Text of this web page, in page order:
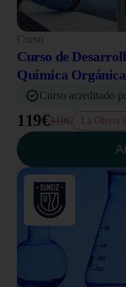
Curso
Curso de
Química
Curso acreditado
119€310€ La Oferta